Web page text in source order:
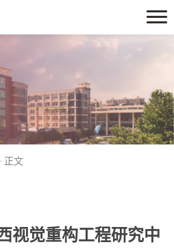
正文
视觉重构工程研究中